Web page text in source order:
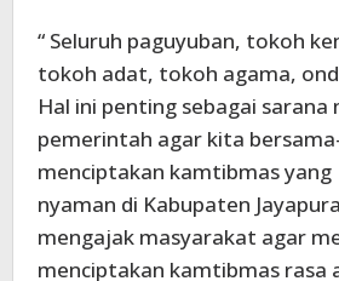
“ Seluruh paguyuban, tokoh
tokoh adat, tokoh agama,
Hal ini penting sebagai sarana
pemerintah agar kita
menciptakan kamtibmas
nyaman di Kabupaten
mengajak masyarakat agar
menciptakan kamtibmas rasa